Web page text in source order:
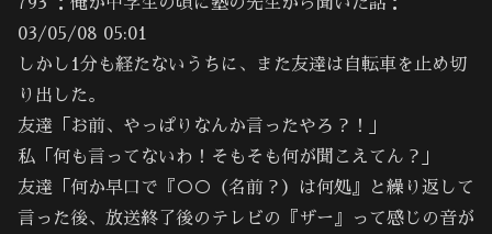
793 ：俺が中学生の頃に塾の先生から聞いた話：
03/05/08 05:01
しかし1分も経たないうちに、また友達は自転車を止め切
り出した。
友達「お前、やっぱりなんか言ったやろ？！」
私「何も言ってないわ！そもそも何が聞こえてん？」
友達「何か早口で『○○（名前？）は何処』と繰り返して
言った後、放送終了後のテレビの『ザー』って感じの音が